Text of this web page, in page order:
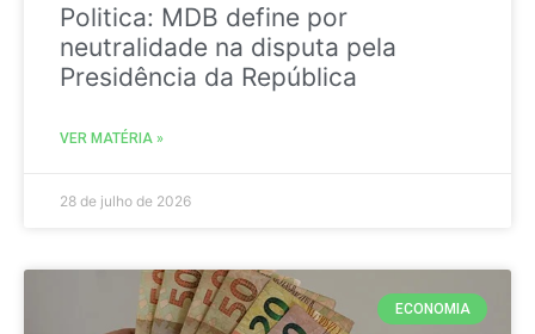
Politica: MDB define por
neutralidade na disputa pela
Presidência da República
VER MATÉRIA »
28 de julho de 2026
ECONOMIA